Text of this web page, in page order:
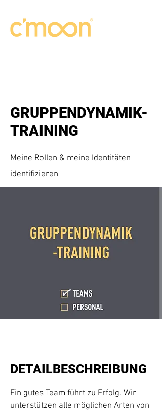
GRUPPENDYNAMIK-
TRAINING
Meine Rollen & meine Identitäten
identifizieren
DETAILBESCHREIBUNG
Ein gutes Team führt zu Erfolg. Wir
unterstützen alle möglichen Arten von